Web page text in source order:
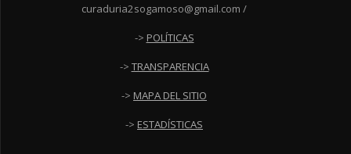
curaduria2sogamoso@gmail.com /
-> POLÍTICAS
-> TRANSPARENCIA
-> MAPA DEL SITIO
-> ESTADÍSTICAS